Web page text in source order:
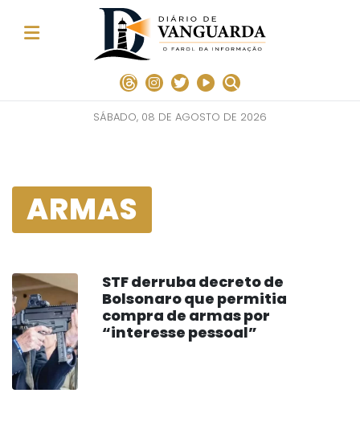
SÁBADO, 08 DE AGOSTO DE 2026
ARMAS
STF derruba decreto de
Bolsonaro que permitia
compra de armas por
“interesse pessoal”